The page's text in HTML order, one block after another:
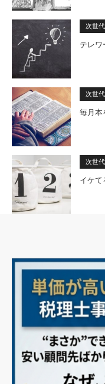
次世
テレワ
次世
毎月本
次世
イケて